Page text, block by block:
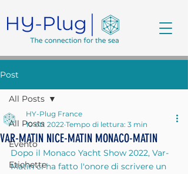
Post
All Posts
Evento
Etichette
All Posts
VAR-MATIN NICE-MATIN MONACO-MATIN
HY-Plug France
10 ott 2022 Tempo di lettura: 3 min
Dopo il Monaco Yacht Show 2022, Var-
Matin ci ha fatto l'onore di scrivere un